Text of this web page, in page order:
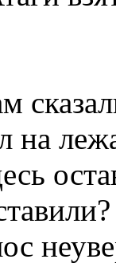
на